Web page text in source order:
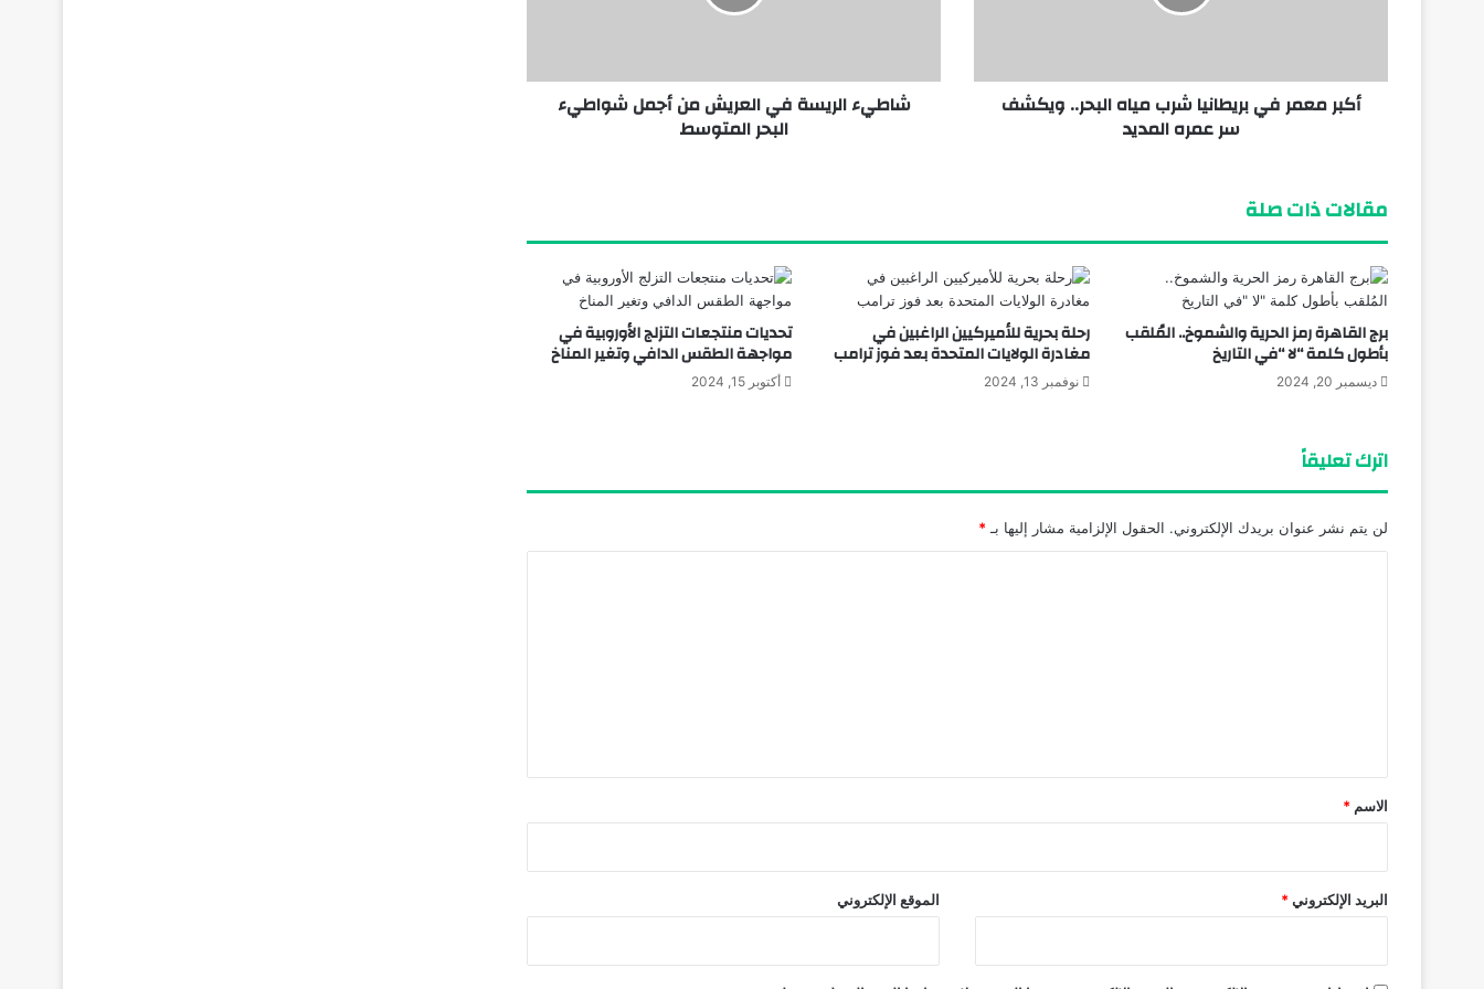
أكبر معمر في بريطانيا شرب مياه البحر.. ويكشف
سر عمره المديد
شاطيء الريسة في العريش من أجمل شواطيء
البحر المتوسط
مقالات ذات صلة
برج القاهرة رمز الحرية والشموخ.. المُلقب
بأطول كلمة “لا “في التاريخ
ديسمبر 20, 2024
رحلة بحرية للأميركيين الراغبين في
مغادرة الولايات المتحدة بعد فوز ترامب
نوفمبر 13, 2024
تحديات منتجعات التزلج الأوروبية في
مواجهة الطقس الدافي وتغير المناخ
أكتوبر 15, 2024
اترك تعليقاً
لن يتم نشر عنوان بريدك الإلكتروني. الحقول الإلزامية مشار إليها بـ *
*
الاسم *
البريد الإلكتروني * الموقع الإلكتروني